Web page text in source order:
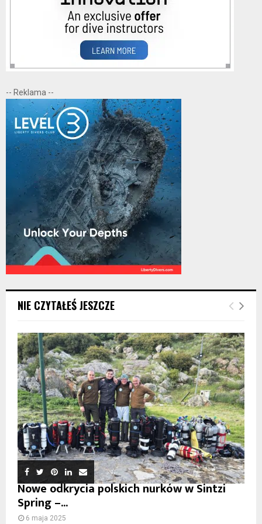
-- Reklama --
NIE CZYTAŁEŚ JESZCZE
Nowe odkrycia polskich nurków w Sintzi
Spring –...
6 maja 2025